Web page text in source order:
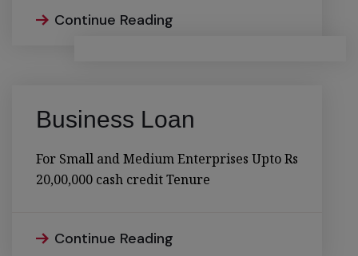
Continue Reading
Business Loan
For Small and Medium Enterprises Upto Rs
20,00,000 cash credit Tenure
Continue Reading